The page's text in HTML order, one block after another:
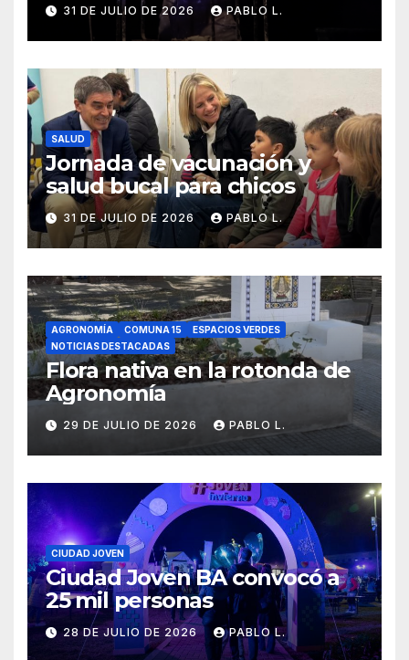
31 DE JULIO DE 2026 PABLO L.
SALUD
Jornada de vacunación y
salud bucal para chicos
31 DE JULIO DE 2026 PABLO L.
AGRONOMÍA COMUNA 15
ESPACIOS VERDES
NOTICIAS DESTACADAS
Flora nativa en la rotonda de
Agronomía
29 DE JULIO DE 2026 PABLO L.
CIUDAD JOVEN
Ciudad Joven BA convocó a
25 mil personas
28 DE JULIO DE 2026 PABLO L.